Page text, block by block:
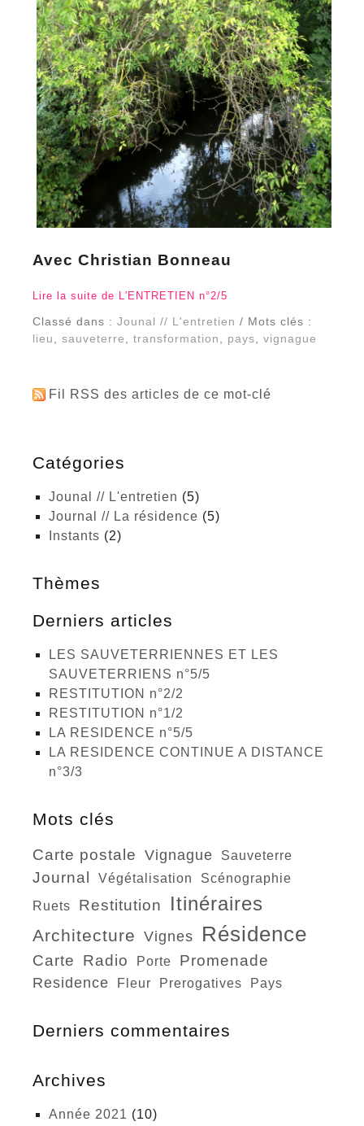
Avec Christian Bonneau
Lire la suite de L'ENTRETIEN n°2/5
Classé dans : Jounal // L'entretien / Mots clés :
lieu, sauveterre, transformation, pays, vignague
Fil RSS des articles de ce mot-clé
Catégories
Jounal // L'entretien (5)
Journal // La résidence (5)
Instants (2)
Thèmes
Derniers articles
LES SAUVETERRIENNES ET LES
SAUVETERRIENS n°5/5
RESTITUTION n°2/2
RESTITUTION n°1/2
LA RESIDENCE n°5/5
LA RESIDENCE CONTINUE A DISTANCE
n°3/3
Mots clés
carte postale vignague sauveterre
journal végétalisation
scénographie
ruets
restitution itinéraires
architecture vignes résidence
carte radio porte promenade
residence fleur prerogatives pays
Derniers commentaires
Archives
année 2021 (10)